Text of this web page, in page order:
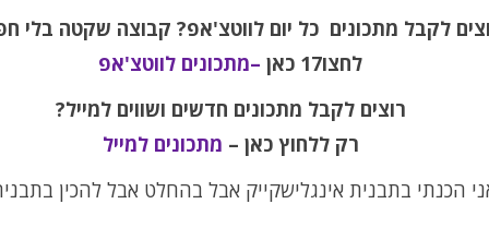
לקבל מתכונים כל יום לווטצ'אפ? קבוצה שקטה בלי
לחצו17 כאן
–מתכונים לווטצ'אפ
רוצים לקבל מתכונים חדשים ושווים למייל?
רק ללחוץ כאן – מתכונים למייל
הכנתי בתבנית אינגלישקייק אבל בהחלט אבל להכין בתבנית